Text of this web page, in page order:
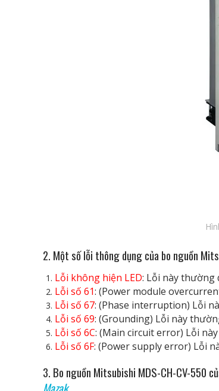
2. Một số lỗi thông dụng của bo nguồn
Lỗi không hiện LED: Lỗi này thường
Lỗi số 61: (Power module
Lỗi số 67: (Phase interruption) Lỗi
Lỗi số 69: (Grounding) Lỗi này
Lỗi số 6C: (Main circuit error) Lỗi
Lỗi số 6F: (Power supply error) Lỗi
3. Bo nguồn Mitsubishi MDS-CH-CV-550